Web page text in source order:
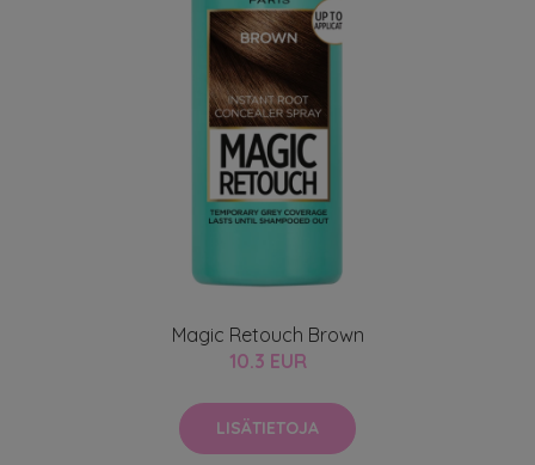
Magic Retouch Brown
10.3 EUR
LISÄTIETOJA